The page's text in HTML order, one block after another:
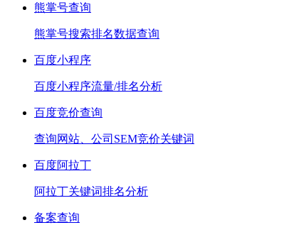
熊掌号查询
熊掌号搜索排名数据查询
百度小程序
百度小程序流量/排名分析
百度竞价查询
查询网站、公司SEM竞价关键词
百度阿拉丁
阿拉丁关键词排名分析
备案查询